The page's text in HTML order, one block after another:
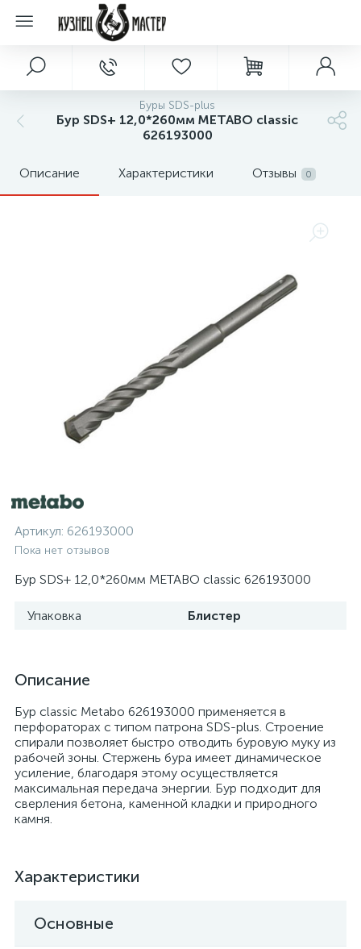
Буры SDS-plus
Бур SDS+ 12,0*260мм METABO classic
626193000
Описание Характеристики Отзывы 0
Артикул: 626193000
Пока нет отзывов
Бур SDS+ 12,0*260мм METABO classic 626193000
Упаковка Блистер
Описание
Бур classic Metabo 626193000 применяется в
перфораторах с типом патрона SDS-plus. Строение
спирали позволяет быстро отводить буровую муку из
рабочей зоны. Стержень бура имеет динамическое
усиление, благодаря этому осуществляется
максимальная передача энергии. Бур подходит для
сверления бетона, каменной кладки и природного
камня.
Характеристики
Основные